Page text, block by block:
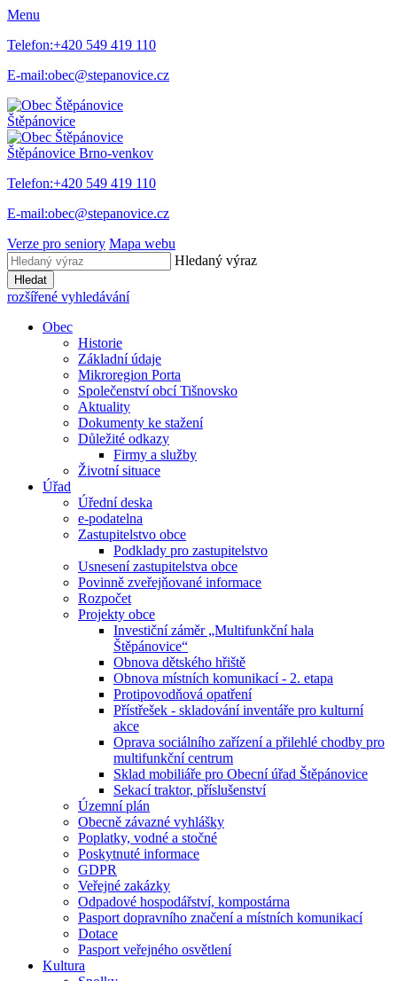
Menu
Telefon:+420 549 419 110
E-mail:obec@stepanovice.cz
Štěpánovice
Štěpánovice Brno-venkov
Telefon:+420 549 419 110
E-mail:obec@stepanovice.cz
Verze pro seniory Mapa webu
Hledaný výraz
Hledat
rozšířené vyhledávání
Obec
Historie
Základní údaje
Mikroregion Porta
Společenství obcí Tišnovsko
Aktuality
Dokumenty ke stažení
Důležité odkazy
Firmy a služby
Životní situace
Úřad
Úřední deska
e-podatelna
Zastupitelstvo obce
Podklady pro zastupitelstvo
Usnesení zastupitelstva obce
Povinně zveřejňované informace
Rozpočet
Projekty obce
Investiční záměr „Multifunkční hala
Štěpánovice“
Obnova dětského hřiště
Obnova místních komunikací - 2. etapa
Protipovodňová opatření
Přístřešek - skladování inventáře pro kulturní
akce
Oprava sociálního zařízení a přilehlé chodby pro
multifunkční centrum
Sklad mobiliáře pro Obecní úřad Štěpánovice
Sekací traktor, příslušenství
Územní plán
Obecně závazné vyhlášky
Poplatky, vodné a stočné
Poskytnuté informace
GDPR
Veřejné zakázky
Odpadové hospodářství, kompostárna
Pasport dopravního značení a místních komunikací
Dotace
Pasport veřejného osvětlení
Kultura